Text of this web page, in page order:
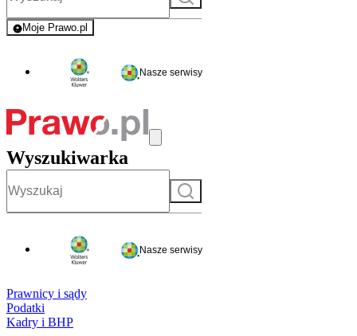
Moje Prawo.pl
- rejestracja i logowanie do serwisu
Nasze serwisy
Wyszukiwarka
Szukaj
Nasze serwisy
Prawnicy i sądy
Podatki
Kadry i BHP